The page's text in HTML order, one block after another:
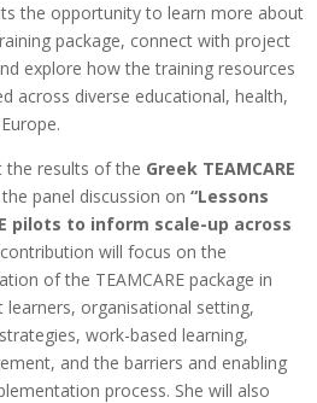
the opportunity to learn more about
package, connect with project
explore how the training resources
across diverse educational, health,
the results of the Greek TEAMCARE
panel discussion on “Lessons
pilots to inform scale-up across
will focus on the
of the TEAMCARE package in
learners, organisational setting,
work-based learning,
and the barriers and enabling
process. She will also